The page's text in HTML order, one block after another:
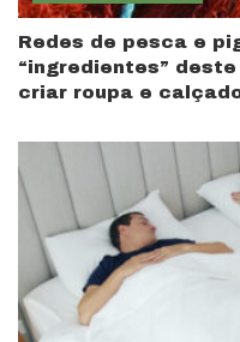
Redes de pesca e
“ingredientes”
criar roupa e